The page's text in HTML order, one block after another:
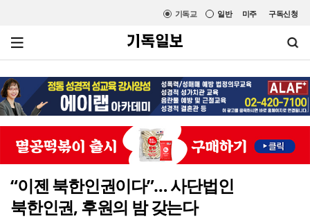
미주 구독신청
일반
기독교
“이젠 북한인권이다”… 사단법인
북한인권, 후원의 밤 갖는다